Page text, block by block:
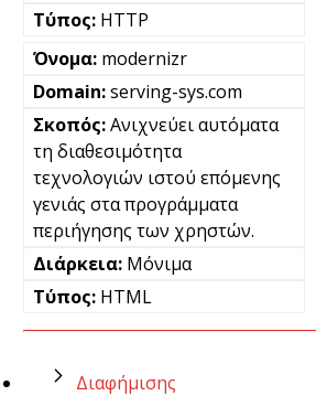
HTTP
modernizr
serving-sys.com
Ανιχνεύει αυτόματα
τη διαθεσιμότητα
τεχνολογιών ιστού επόμενης
γενιάς στα προγράμματα
περιήγησης των χρηστών.
Μόνιμα
HTML
Διαφήμισης